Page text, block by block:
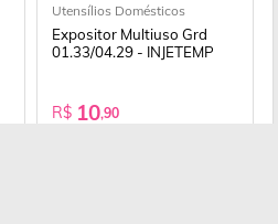
Utensílios Domésticos
Expositor Multiuso Grd
01.33/04.29 - INJETEMP
R$ 10,90